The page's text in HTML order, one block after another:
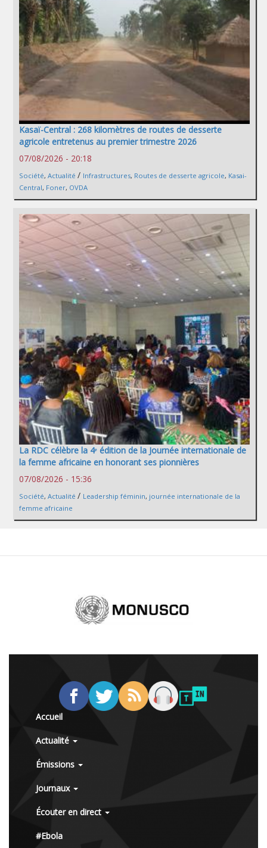
Kasaï-Central : 268 kilomètres de routes de desserte
agricole entretenus au premier trimestre 2026
07/08/2026 - 20:18
Société, Actualité / Infrastructures, Routes de desserte agricole, Kasai-
Central, Foner, OVDA
La RDC célèbre la 4ᵉ édition de la Journée internationale de
la femme africaine en honorant ses pionnières
07/08/2026 - 15:36
Société, Actualité / Leadership féminin, journée internationale de la
femme africaine
Accueil
Actualité
Émissions
Journaux
Écouter en direct
#Ebola